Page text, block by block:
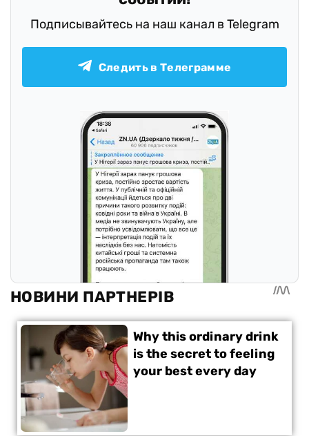
Подписывайтесь на наш канал в Telegram
Следить в Телеграмме